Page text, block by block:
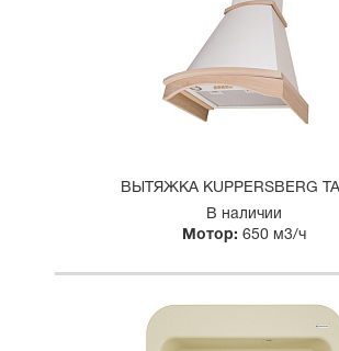
ВЫТЯЖКА KUPPERSBERG
В наличии
Мотор: 650 м3/ч